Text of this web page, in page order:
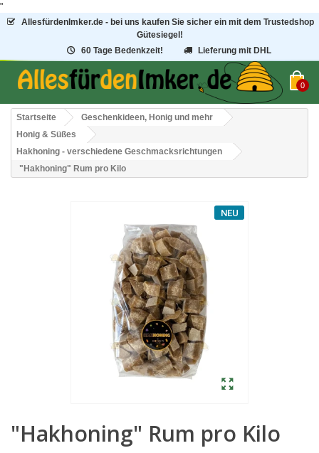
"
AllesfürdenImker.de - bei uns kaufen Sie sicher ein mit dem Trustedshop
Gütesiegel!
60 Tage Bedenkzeit!
Lieferung mit DHL
0
Startseite
Geschenkideen, Honig und mehr
Honig & Süßes
Hakhoning - verschiedene Geschmacksrichtungen
"Hakhoning" Rum pro Kilo
NEU
"Hakhoning" Rum pro Kilo